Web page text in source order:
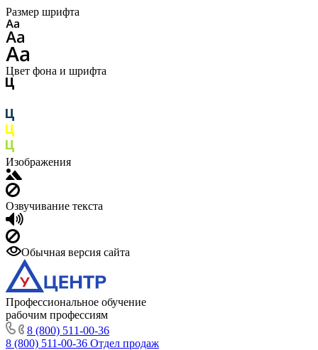
Размер шрифта
Цвет фона и шрифта
Изображения
Озвучивание текста
Обычная версия сайта
Профессиональное обучение
рабочим профессиям
8 (800) 511-00-36
8 (800) 511-00-36 Отдел продаж